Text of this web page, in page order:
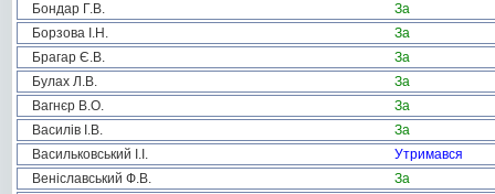
Бондар Г.В.
За
Борзова І.Н.
За
Брагар Є.В.
За
Булах Л.В.
За
Вагнєр В.О.
За
Василів І.В.
За
Васильковський І.І.
Утримався
Веніславський Ф.В.
За